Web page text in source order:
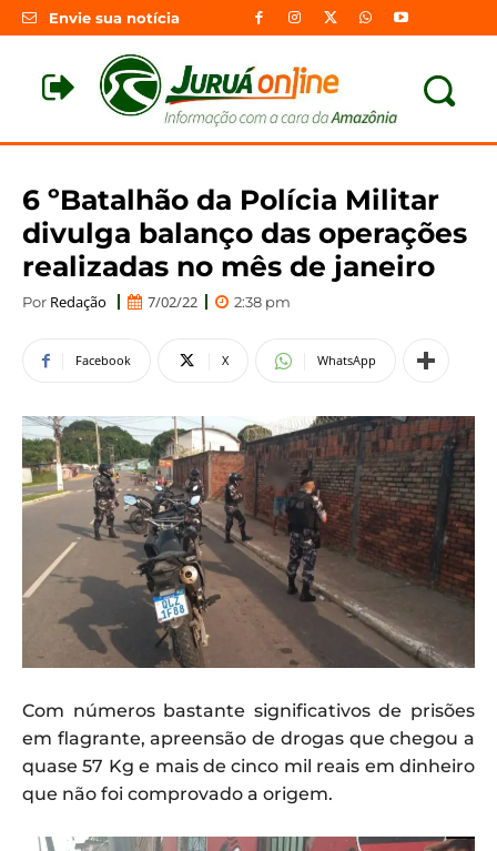
Envie sua notícia
6 ºBatalhão da Polícia Militar
divulga balanço das operações
realizadas no mês de janeiro
Por Redação 7/02/22 2:38 pm
Facebook X WhatsApp
Com números bastante significativos de prisões
em flagrante, apreensão de drogas que chegou a
quase 57 Kg e mais de cinco mil reais em dinheiro
que não foi comprovado a origem.